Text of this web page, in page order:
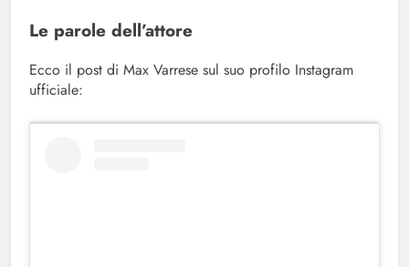
Le parole dell’attore
Ecco il post di Max Varrese sul suo profilo Instagram
ufficiale: